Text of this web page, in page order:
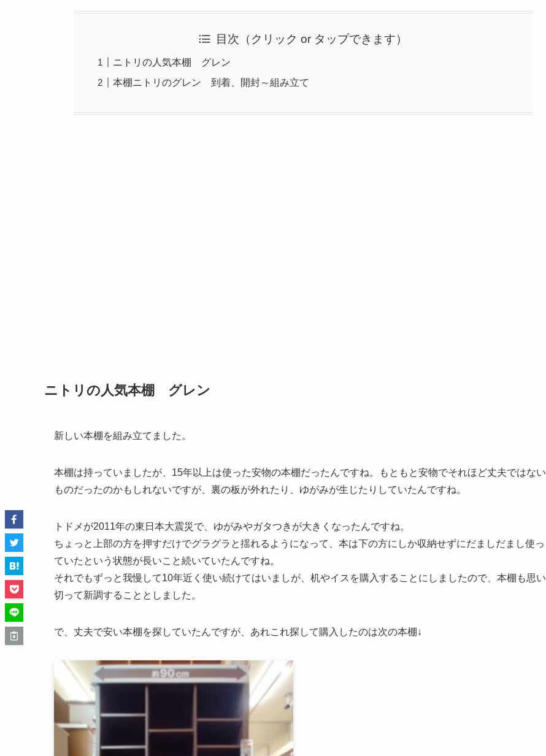
目次（クリック or タップできます）
ニトリの人気本棚 グレン
本棚ニトリのグレン 到着、開封～組み立て
ニトリの人気本棚 グレン
新しい本棚を組み立てました。
本棚は持っていましたが、15年以上は使った安物の本棚だったんですね。もともと安物でそれほど丈夫ではない
ものだったのかもしれないですが、裏の板が外れたり、ゆがみが生じたりしていたんですね。
トドメが2011年の東日本大震災で、ゆがみやガタつきが大きくなったんですね。
ちょっと上部の方を押すだけでグラグラと揺れるようになって、本は下の方にしか収納せずにだましだまし使っ
ていたという状態が長いこと続いていたんですね。
それでもずっと我慢して10年近く使い続けてはいましが、机やイスを購入することにしましたので、本棚も思い
切って新調することとしました。
で、丈夫で安い本棚を探していたんですが、あれこれ探して購入したのは次の本棚↓